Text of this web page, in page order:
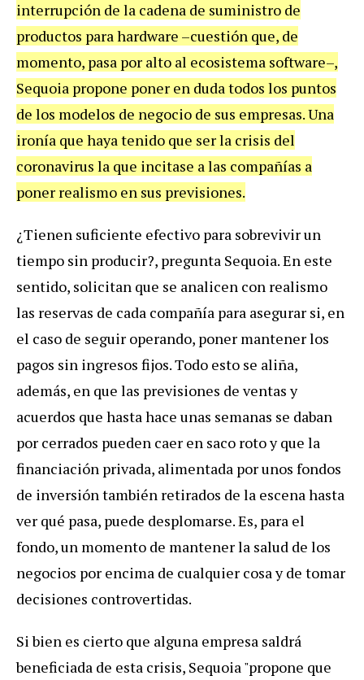
interrupción de la cadena de suministro de
productos para hardware –cuestión que, de
momento, pasa por alto al ecosistema software–,
Sequoia propone poner en duda todos los puntos
de los modelos de negocio de sus empresas. Una
ironía que haya tenido que ser la crisis del
coronavirus la que incitase a las compañías a
poner realismo en sus previsiones.
¿Tienen suficiente efectivo para sobrevivir un
tiempo sin producir?, pregunta Sequoia. En este
sentido, solicitan que se analicen con realismo
las reservas de cada compañía para asegurar si, en
el caso de seguir operando, poner mantener los
pagos sin ingresos fijos. Todo esto se aliña,
además, en que las previsiones de ventas y
acuerdos que hasta hace unas semanas se daban
por cerrados pueden caer en saco roto y que la
financiación privada, alimentada por unos fondos
de inversión también retirados de la escena hasta
ver qué pasa, puede desplomarse. Es, para el
fondo, un momento de mantener la salud de los
negocios por encima de cualquier cosa y de tomar
decisiones controvertidas.
Si bien es cierto que alguna empresa saldrá
beneficiada de esta crisis, Sequoia "propone que